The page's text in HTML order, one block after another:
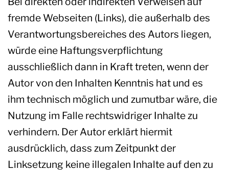
fremde Webseiten (Links), die außerhalb des
Verantwortungsbereiches des Autors liegen,
würde eine Haftungsverpflichtung
ausschließlich dann in Kraft treten, wenn der
Autor von den Inhalten Kenntnis hat und es
ihm technisch möglich und zumutbar wäre, die
Nutzung im Falle rechtswidriger Inhalte zu
verhindern. Der Autor erklärt hiermit
ausdrücklich, dass zum Zeitpunkt der
Linksetzung keine illegalen Inhalte auf den zu